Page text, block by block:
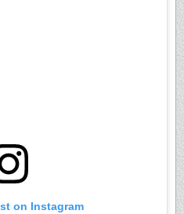
on Instagram